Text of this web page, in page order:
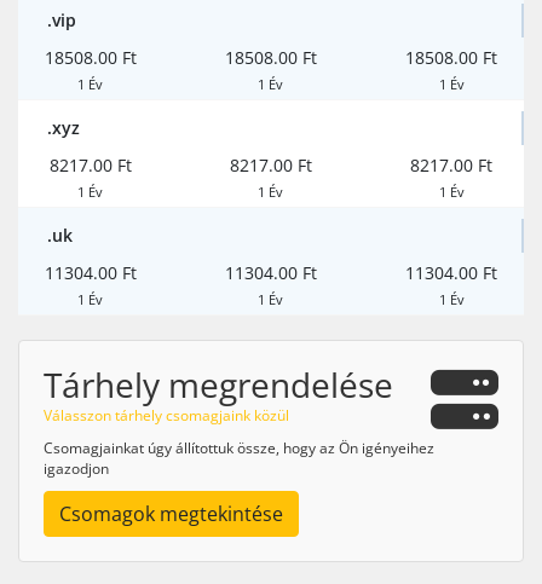
.vip
18508.00 Ft
1 Év
18508.00 Ft
1 Év
18508.00 Ft
1 Év
.xyz
8217.00 Ft
1 Év
8217.00 Ft
1 Év
8217.00 Ft
1 Év
.uk
11304.00 Ft
1 Év
11304.00 Ft
1 Év
11304.00 Ft
1 Év
Tárhely megrendelése
Válasszon tárhely csomagjaink közül
Csomagjainkat úgy állítottuk össze, hogy az Ön igényeihez
igazodjon
Csomagok megtekintése